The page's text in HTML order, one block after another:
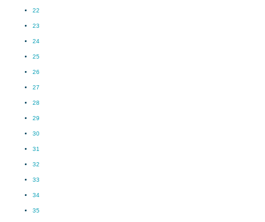
22
23
24
25
26
27
28
29
30
31
32
33
34
35